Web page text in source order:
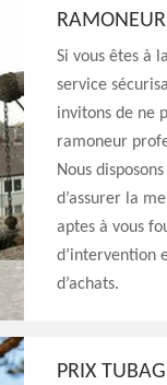
Si vous êtes à
service
invitons de ne
ramoneur
Nous
d’assurer la
aptes à vous
d’intervention
d’achats.
PRIX